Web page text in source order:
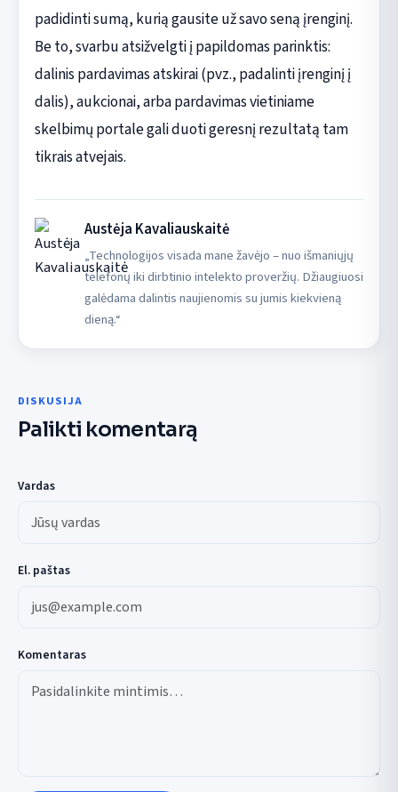
padidinti sumą, kurią gausite už savo seną įrenginį.
Be to, svarbu atsižvelgti į papildomas parinktis:
dalinis pardavimas atskirai (pvz., padalinti įrenginį į
dalis), aukcionai, arba pardavimas vietiniame
skelbimų portale gali duoti geresnį rezultatą tam
tikrais atvejais.
Austėja Kavaliauskaitė
„Technologijos visada mane žavėjo – nuo išmaniųjų
telefonų iki dirbtinio intelekto proveržių. Džiaugiuosi
galėdama dalintis naujienomis su jumis kiekvieną
dieną.“
DISKUSIJA
Palikti komentarą
Vardas
El. paštas
Komentaras